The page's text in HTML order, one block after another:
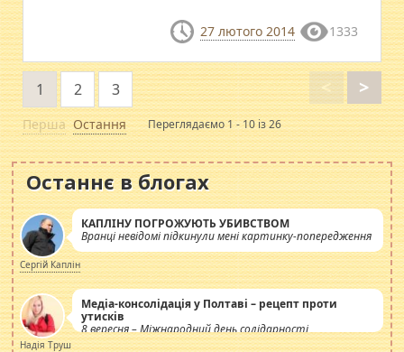
27 лютого 2014 1333
Перша
<
1 2 3 >
Остання Переглядаємо 1 - 10 із 26
Останнє в блогах
КАПЛІНУ ПОГРОЖУЮТЬ УБИВСТВОМ
Вранці невідомі підкинули мені картинку-попередження
Сергій Каплін
Медіа-консолідація у Полтаві – рецепт проти
утисків
8 вересня – Міжнародний день солідарності
журналістів.
Надія Труш